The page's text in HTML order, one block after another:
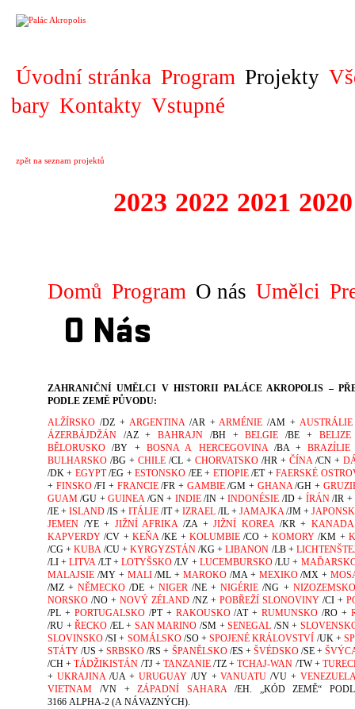
Úvodní stránka Program Projekty
bary Kontakty Vstupné
zpět na seznam projektů
2023 2022 2021 2020
Domů Program O nás Umělci
O Nás
ZAHRANIČNÍ UMĚLCI V HISTORII PALÁCE AKROPOLIS –
PODLE ZEMĚ PŮVODU:
ALŽÍRSKO /DZ + ARGENTINA/AR +ARMÉNIE /AM +AUSTRÁLIE
ÁZERBÁJDŽÁN /AZ +BAHRAJN /BH +BELGIE /BE + BELIZE
BĚLORUSKO /BY + BOSNA A HERCEGOVINA/BA +BRAZÍLIE
BULHARSKO /BG + CHILE /CL + CHORVATSKO /HR + ČÍNA/CN +
/DK + EGYPT/EG +ESTONSKO /EE + ETIOPIE/ET +FAERSKÉ
+ FINSKO/FI + FRANCIE/FR + GAMBIE/GM + GHANA/GH +
GUAM /GU +GUINEA/GN + INDIE/IN +INDONÉSIE /ID + ÍRÁN/IR +
/IE + ISLAND /IS + ITÁLIE /IT + IZRAEL /IL + JAMAJKA/JM +
JEMEN /YE + JIŽNÍ AFRIKA/ZA +JIŽNÍ KOREA/KR + KANADA
KAPVERDY /CV + KEŇA/KE + KOLUMBIE /CO + KOMORY /KM +
/CG +KUBA/CU + KYRGYZSTÁN/KG +LIBANON /LB +
/LI +LITVA/LT +LOTYŠSKO /LV + LUCEMBURSKO/LU +
MALAJSIE /MY + MALI/ML + MAROKO /MA + MEXIKO/MX +
/MZ +NĚMECKO /DE + NIGER/NE +NIGÉRIE /NG + NIZOZEMSKO
NORSKO /NO + NOVÝ ZÉLAND /NZ + POBŘEŽÍ SLONOVINY /CI +
/PL + PORTUGALSKO/PT + RAKOUSKO/AT +RUMUNSKO /RO +
/RU +ŘECKO /EL + SAN MARINO /SM +SENEGAL /SN +
SLOVINSKO /SI + SOMÁLSKO/SO +SPOJENÉ KRÁLOVSTVÍ /UK +
STÁTY /US +SRBSKO /RS + ŠPANĚLSKO/ES + ŠVÉDSKO/SE +
/CH +TÁDŽIKISTÁN /TJ + TANZANIE/TZ +TCHAJ-WAN /TW +
+ UKRAJINA/UA + URUGUAY/UY +VANUATU /VU +
VIETNAM /VN +ZÁPADNÍ SAHARA/EH. „KÓD ZEMĚ“
3166 ALPHA-2 (A NÁVAZNÝCH).